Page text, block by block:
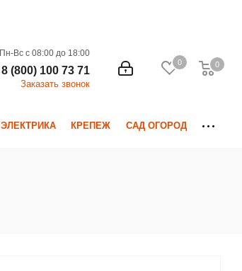
0 0
0
Пн-Вс с 08:00 до 18:00
8 (800) 100 73 71
Заказать звонок
ЭЛЕКТРИКА КРЕПЕЖ САД ОГОРОД